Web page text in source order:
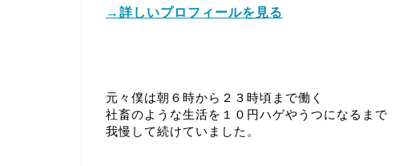
→詳しいプロフィールを見る
元々僕は朝６時から２３時頃まで働く
社畜のような生活を１０円ハゲやうつになるまで
我慢して続けていました。